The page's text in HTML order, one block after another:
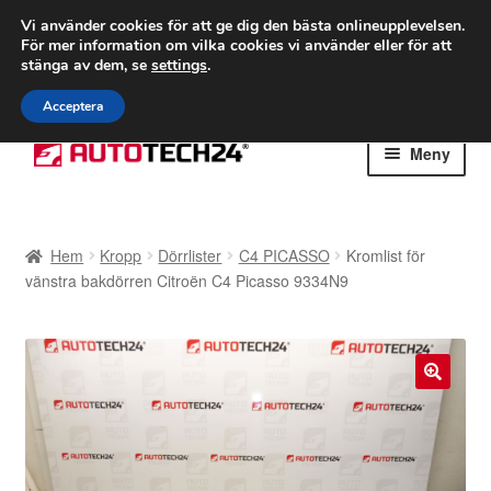
FRAKT från 75 kr
Världsomspännande frakt
Ring 766 924 713
Hoppa
till
Hoppa
till
Meny
Betalningar
Klagomål
Kolla upp
Hem Kropp Dörrlister C4 PICASSO
Kromlist för
vänstra bakdörren Citroën C4 Picasso 9334N9
🔍
Vi använder cookies för att ge dig den bästa onlineupplevelsen.
För mer information om vilka cookies vi använder eller för att
stänga av dem, se settings.
Acceptera